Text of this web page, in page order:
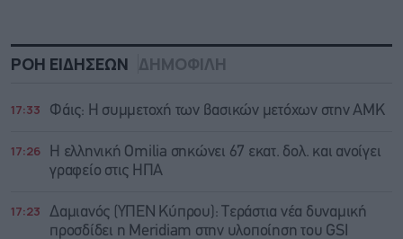
ΡΟΗ ΕΙΔΗΣΕΩΝ ΔΗΜΟΦΙΛΗ
17:33 Φάις: Η συμμετοχή των βασικών μετόχων στην ΑΜΚ
17:26
Η ελληνική Omilia σηκώνει 67 εκατ. δολ. και ανοίγει
γραφείο στις ΗΠΑ
17:23
Δαμιανός (ΥΠΕΝ Κύπρου): Τεράστια νέα δυναμική
προσδίδει η Meridiam στην υλοποίηση του GSI